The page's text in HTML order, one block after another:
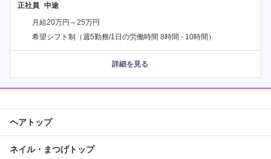
正社員
月給20万円～25万円
希望シフト制（週5勤務/1日の労働時間 8時間 - 10時間）
詳細を見る
ヘアトップ
ネイル・まつげトップ